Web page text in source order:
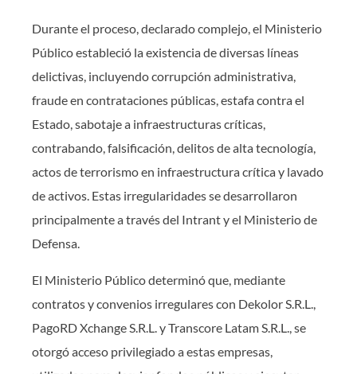
Durante el proceso, declarado complejo, el Ministerio
Público estableció la existencia de diversas líneas
delictivas, incluyendo corrupción administrativa,
fraude en contrataciones públicas, estafa contra el
Estado, sabotaje a infraestructuras críticas,
contrabando, falsificación, delitos de alta tecnología,
actos de terrorismo en infraestructura crítica y lavado
de activos. Estas irregularidades se desarrollaron
principalmente a través del Intrant y el Ministerio de
Defensa.
El Ministerio Público determinó que, mediante
contratos y convenios irregulares con Dekolor S.R.L.,
PagoRD Xchange S.R.L. y Transcore Latam S.R.L., se
otorgó acceso privilegiado a estas empresas,